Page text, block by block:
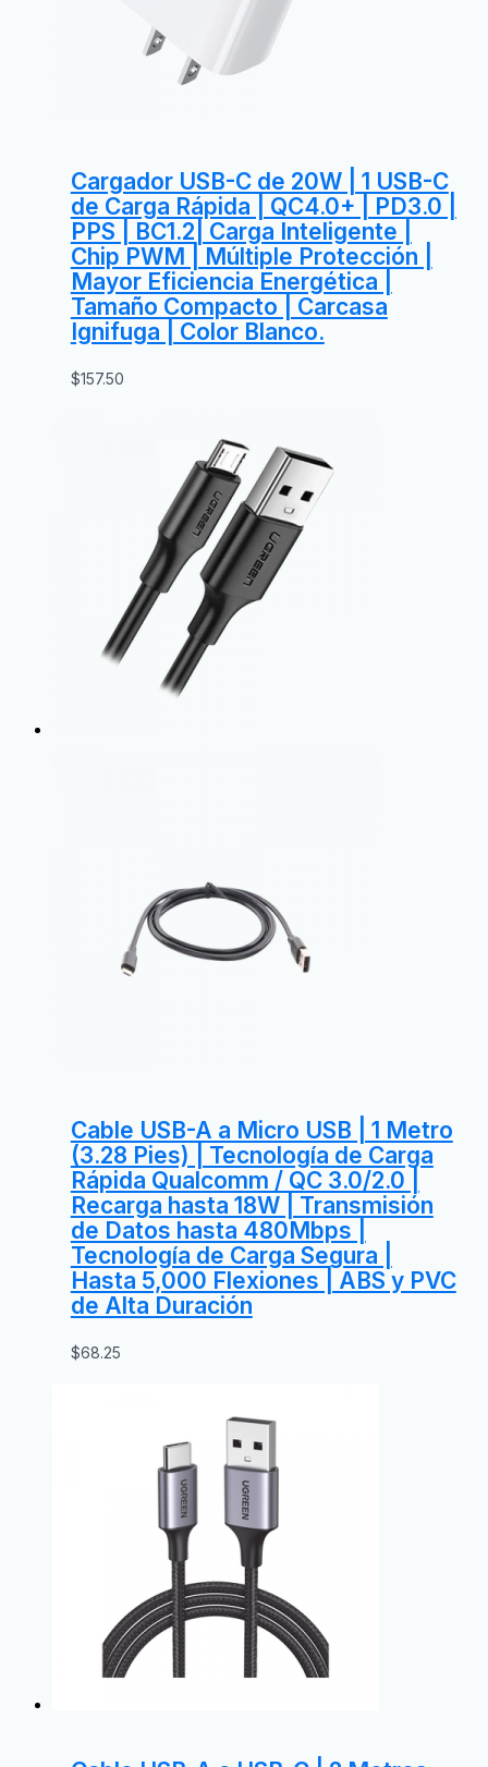
Cargador USB-C de 20W | 1 USB-C
de Carga Rápida | QC4.0+ | PD3.0 |
PPS | BC1.2| Carga Inteligente |
Chip PWM | Múltiple Protección |
Mayor Eficiencia Energética |
Tamaño Compacto | Carcasa
Ignifuga | Color Blanco.
$157.50
Cable USB-A a Micro USB | 1 Metro
(3.28 Pies) | Tecnología de Carga
Rápida Qualcomm / QC 3.0/2.0 |
Recarga hasta 18W | Transmisión
de Datos hasta 480Mbps |
Tecnología de Carga Segura |
Hasta 5,000 Flexiones | ABS y PVC
de Alta Duración
$68.25